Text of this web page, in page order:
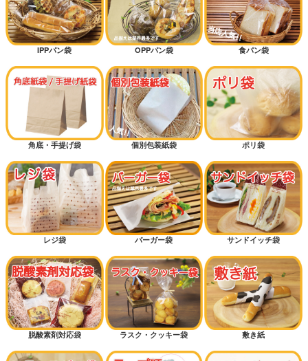
IPPパン袋 OPPパン袋 食パン袋
角底・手提げ袋 個別包装紙袋 ポリ袋
レジ袋 バーガー袋 サンドイッチ袋
脱酸素剤対応袋 ラスク・クッキー袋 敷き紙